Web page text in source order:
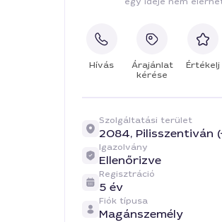
Hívás
Árajánlat
kérése
Értékelj
Szolgáltatási terület
2084, Pilisszentiván
Igazolvány
Ellenőrizve
Regisztráció
5 év
Fiók típusa
Magánszemély